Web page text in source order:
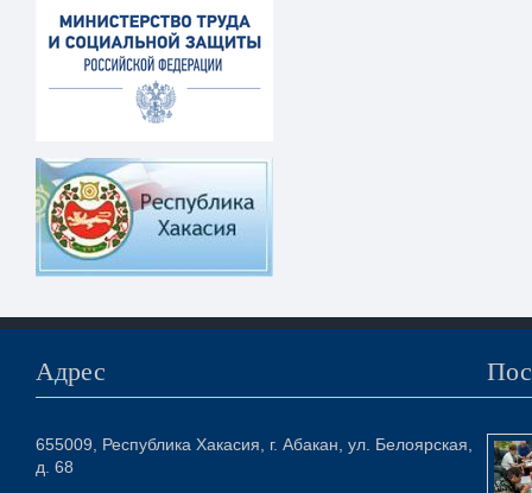
Адрес
655009, Республика Хакасия, г. Абакан, ул. Белоярская,
д. 68